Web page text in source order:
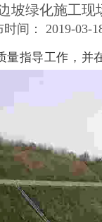
坡绿化施工现
间： 2019-03-
量指导工作，并